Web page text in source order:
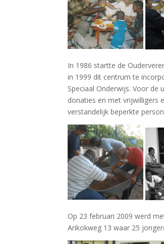
In 1986 startte de
in 1999 dit centrum te
Speciaal Onderwijs. Voor de
donaties en met vrijwilligers
verstandelijk beperkte
Op 23 februari 2009 werd
Arikokweg 13 waar 25